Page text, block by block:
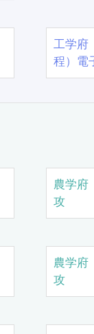
工学
程）電
農学
攻
農学
攻